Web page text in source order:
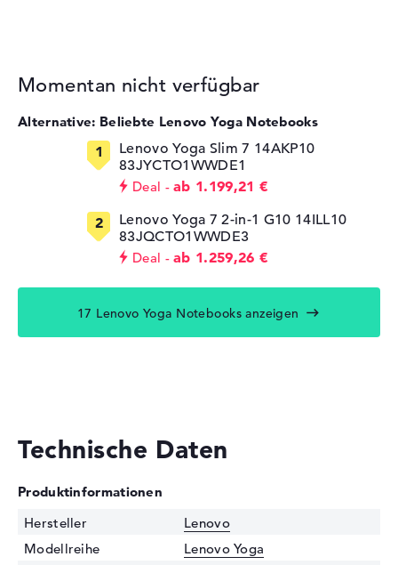
Momentan nicht verfügbar
Alternative: Beliebte Lenovo Yoga Notebooks
Lenovo Yoga Slim 7 14AKP10
83JYCTO1WWDE1
Deal
ab 1.199,21 €
Lenovo Yoga 7 2-in-1 G10 14ILL10
83JQCTO1WWDE3
Deal ab 1.259,26 €
17 Lenovo Yoga Notebooks anzeigen
Technische Daten
Produktinformationen
Hersteller
Lenovo
Modellreihe
Lenovo Yoga